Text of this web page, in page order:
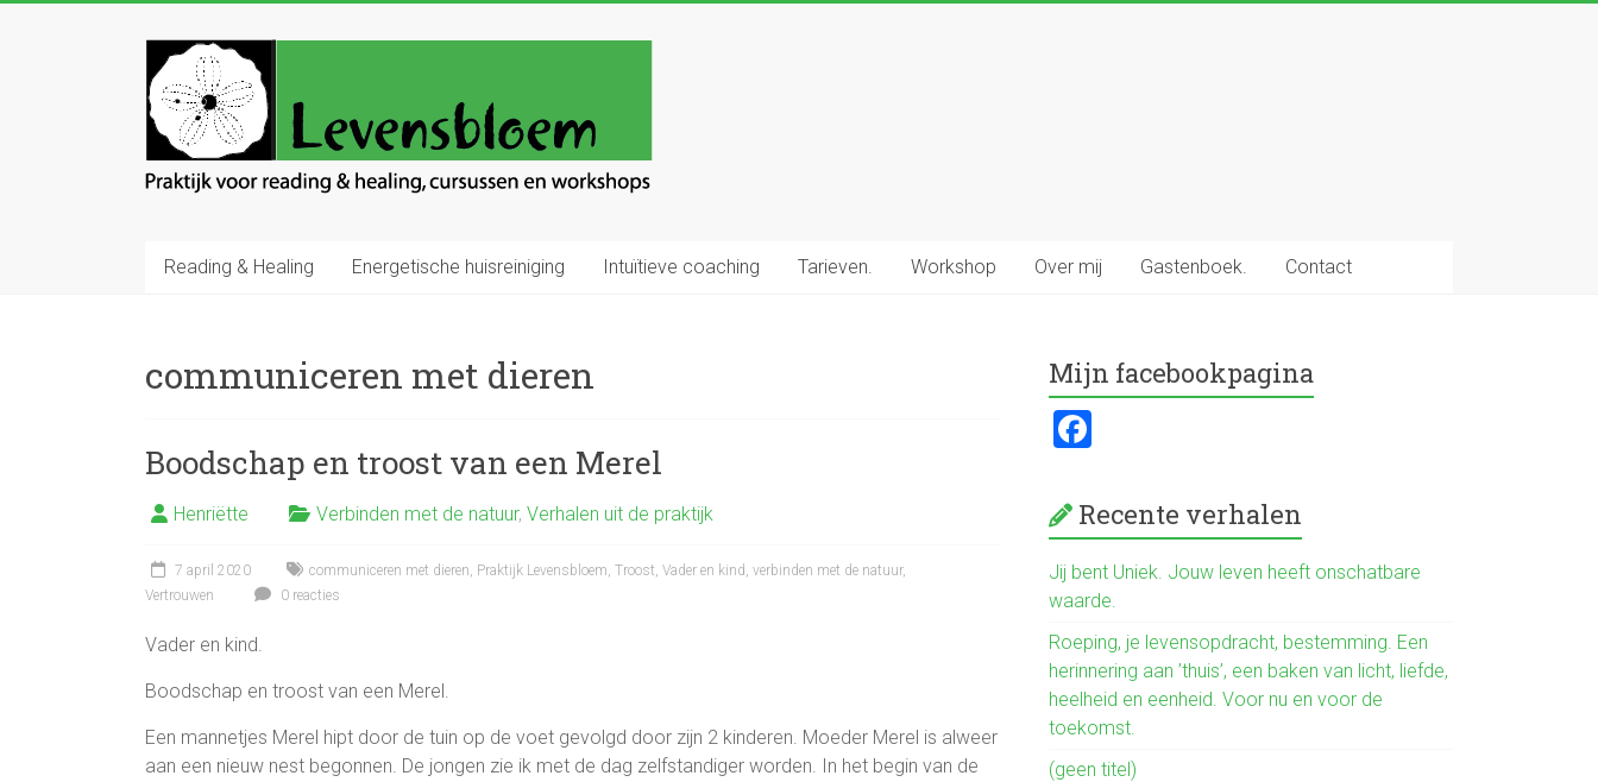
Levensbloem
Praktijk
voor
reading
Reading & Healing
Energetische huisreiniging Intuïtieve coaching Tarieven. Workshop Over mij Gastenboek. Contact
communiceren met dieren
Boodschap en troost van een Merel
Henriëtte Verbinden met de natuur, Verhalen uit de praktijk
7 april 2020 communiceren met dieren, Praktijk Levensbloem, Troost, Vader en kind , verbinden met de natuur,
Vertrouwen
0 reacties
Vader en kind.
Boodschap en troost van een Merel.
Een mannetjes Merel hipt door de tuin op de voet gevolgd door zijn 2 kinderen. Moeder Merel is alweer
aan een nieuw nest begonnen. De jongen zie ik met de dag zelfstandiger worden. In het begin van de
Mijn facebookpagina
ce
b
o
ok
Recente verhalen
Jij bent Uniek. Jouw leven heeft onschatbare
waarde.
Roeping, je levensopdracht, bestemming. Een
herinnering aan ’thuis’, een baken van licht, liefde,
heelheid en eenheid. Voor nu en voor de
toekomst.
(geen titel)